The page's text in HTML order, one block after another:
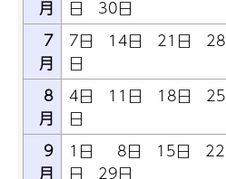
月
日 30日
7
月
7日 14日 21日 28
日
8
月
4日 11日 18日 25
日
9
月
1日 8日 15日 22
日 29日